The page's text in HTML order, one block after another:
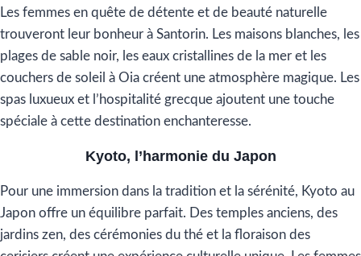
Les femmes en quête de détente et de beauté naturelle
trouveront leur bonheur à Santorin. Les maisons blanches, les
plages de sable noir, les eaux cristallines de la mer et les
couchers de soleil à Oia créent une atmosphère magique. Les
spas luxueux et l’hospitalité grecque ajoutent une touche
spéciale à cette destination enchanteresse.
Kyoto, l’harmonie du Japon
Pour une immersion dans la tradition et la sérénité, Kyoto au
Japon offre un équilibre parfait. Des temples anciens, des
jardins zen, des cérémonies du thé et la floraison des